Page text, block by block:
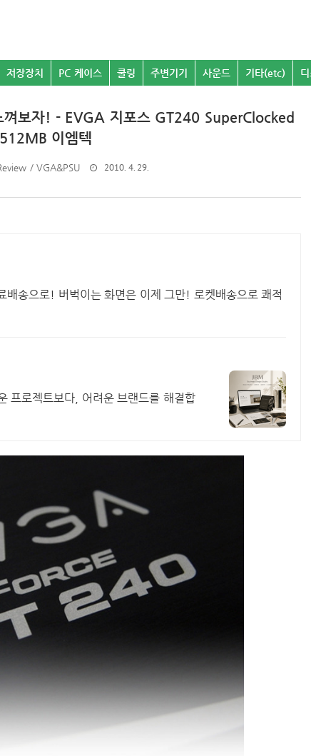
저장장치 PC 케이스 쿨링 주변기기 사운드 기타(etc)
보자! - EVGA 지포스 GT240 SuperClocked
이엠텍
/ VGA&PSU 2010. 4. 29.
배송으로! 버벅이는 화면은 이제 그만! 로켓배송으로 쾌적
프로젝트보다, 어려운 브랜드를 해결합